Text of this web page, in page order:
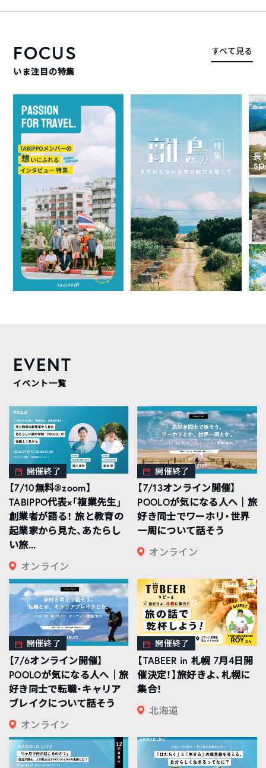
FOCUS
いま注目の特集
すべて見る
EVENT
イベント一覧
開催終了
【7/10無料@zoom】
TABIPPO代表×「複業先生」
創業者が語る！ 旅と教育の
起業家から見た、あたらし
い旅...
オンライン
開催終了
【7/13オンライン開催】
POOLOが気になる人へ｜旅
好き同士でワーホリ・世界
一周について話そう
オンライン
開催終了
【7/6オンライン開催】
POOLOが気になる人へ｜旅
好き同士で転職・キャリア
ブレイクについて話そう
オンライン
開催終了
【TABEER in 札幌 7月4日開
催決定！】旅好きよ、札幌に
集合！
北海道